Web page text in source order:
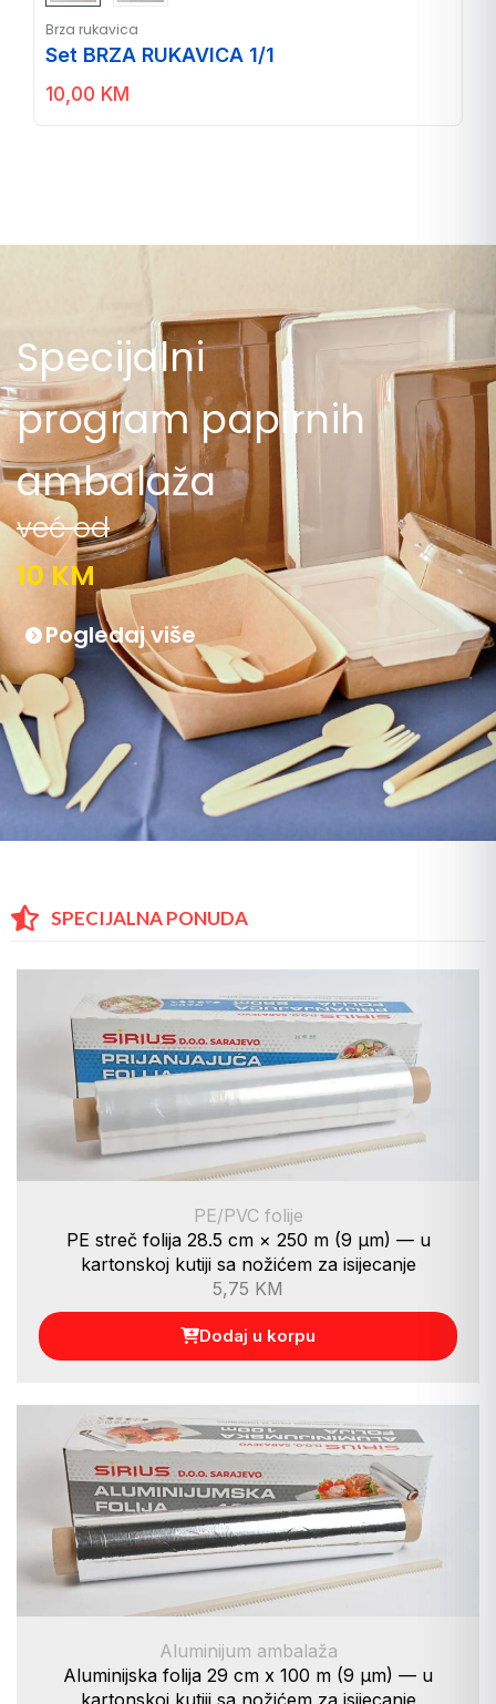
Brza rukavica
Set BRZA RUKAVICA 1/1
10,00 KM
Specijalni
program papirnih
ambalaža
već od
10 KM
Pogledaj više
SPECIJALNA PONUDA
PE/PVC folije
PE streč folija 28.5 cm × 250 m (9 µm) — u
kartonskoj kutiji sa nožićem za isijecanje
5,75 KM
Dodaj u korpu
Aluminijum ambalaža
Aluminijska folija 29 cm x 100 m (9 µm) — u